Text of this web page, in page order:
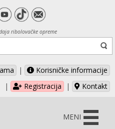
ribolovačke opreme
|
Korisničke informacije
|
Registracija | Kontakt
MENI